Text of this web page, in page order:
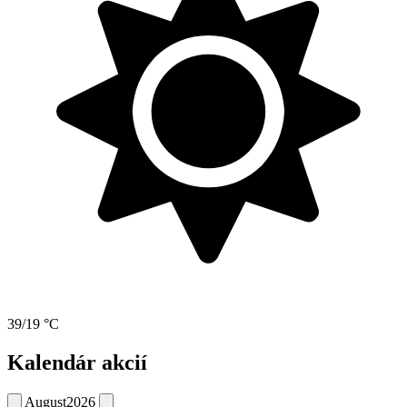
39/19 °C
Kalendár akcií
August2026